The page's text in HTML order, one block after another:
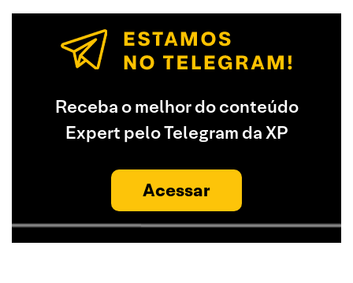
Receba o melhor do conteúdo
Expert pelo Telegram da XP
Acessar